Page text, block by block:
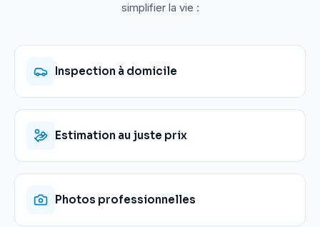
simplifier la vie :
Inspection à domicile
Estimation au juste prix
Photos professionnelles